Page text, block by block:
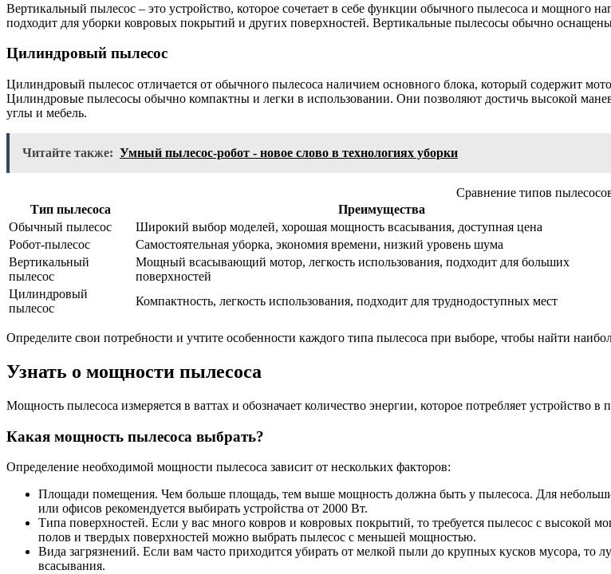
Вертикальный пылесос – это устройство, которое сочетает в себе функции обычного пылесоса и мощного
подходит для уборки ковровых покрытий и других поверхностей. Вертикальные пылесосы обычно
Цилиндровый пылесос
Цилиндровый пылесос отличается от обычного пылесоса наличием основного блока, который содержит
Цилиндровые пылесосы обычно компактны и легки в использовании. Они позволяют достичь высокой
углы и мебель.
Читайте также: Умный пылесос-робот - новое слово в технологиях уборки
Сравнение типов
Тип пылесоса
Преимущества
Обычный пылесос
Широкий выбор моделей, хорошая мощность всасывания, доступная цена
Робот-пылесос
Самостоятельная уборка, экономия времени, низкий уровень шума
Вертикальный
пылесос
Мощный всасывающий мотор, легкость использования, подходит для больших
поверхностей
Цилиндровый
пылесос
Компактность, легкость использования, подходит для труднодоступных мест
Определите свои потребности и учтите особенности каждого типа пылесоса при выборе, чтобы найти
Узнать о мощности пылесоса
Мощность пылесоса измеряется в ваттах и обозначает количество энергии, которое потребляет
Какая мощность пылесоса выбрать?
Определение необходимой мощности пылесоса зависит от нескольких факторов:
Площади помещения. Чем больше площадь, тем выше мощность должна быть у пылесоса. Для
или офисов рекомендуется выбирать устройства от 2000 Вт.
Типа поверхностей. Если у вас много ковров и ковровых покрытий, то требуется пылесос с высокой
полов и твердых поверхностей можно выбрать пылесос с меньшей мощностью.
Вида загрязнений. Если вам часто приходится убирать от мелкой пыли до крупных кусков мусора,
всасывания.